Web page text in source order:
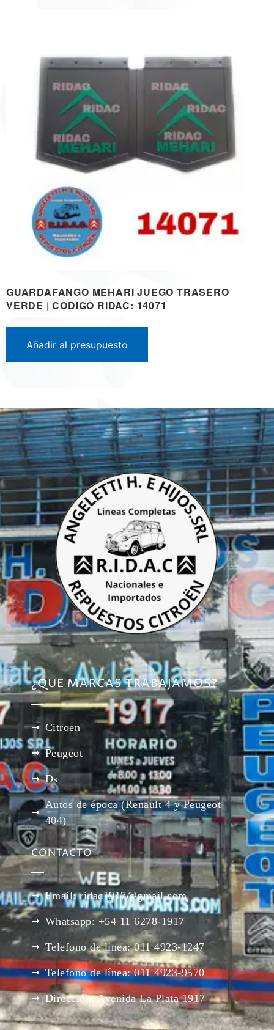
GUARDAFANGO MEHARI JUEGO TRASERO
VERDE | CODIGO RIDAC: 14071
Añadir al presupuesto
¿QUE MARCAS TRABAJAMOS?
Citroen
Peugeot
Ds
Autos de época (Renault 4 y Peugeot
404)
CONTACTO
Email: ridac1917@gmail.com
Whatsapp: +54 11 6278-1917
Telefono de línea: 011 4923-1247
Telefono de línea: 011 4923-9570
Dirección: Avenida La Plata 1917